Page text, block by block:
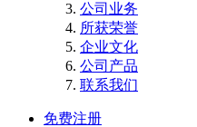
公司业务
所获荣誉
企业文化
公司产品
联系我们
免费注册